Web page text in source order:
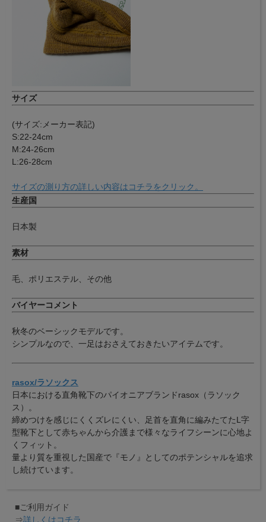
サイズ
(サイズ:メーカー表記)
S:22-24cm
M:24-26cm
L:26-28cm
サイズの測り方の詳しい内容はコチラをクリック。
生産国
日本製
素材
毛、ポリエステル、その他
バイヤーコメント
秋冬のベーシックモデルです。
シンプルなので、一足はおさえておきたいアイテムです。
rasox/ラソックス
日本における直角靴下のパイオニアブランドrasox（ラソック
ス）。
締めつけを感じにくくズレにくい、足首を直角に編みたてたL字
型靴下として赤ちゃんから介護まで様々なライフシーンに心地よ
くフィット。
量より質を重視した国産で『モノ』としてのポテンシャルを追求
し続けています。
■ご利用ガイド
⇒詳しくはコチラ